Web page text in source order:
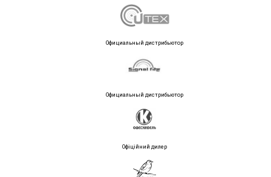
Официальный дистрибьютор
Официальный дистрибьютор
Офіційний дилер